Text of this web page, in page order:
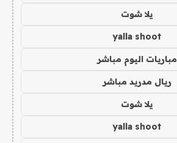
يلا شوت
yalla shoot
مباريات اليوم مباشر
ريال مدريد مباشر
يلا شوت
yalla shoot